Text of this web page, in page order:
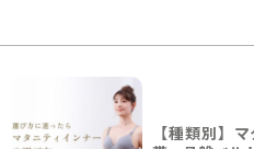
【種類別】